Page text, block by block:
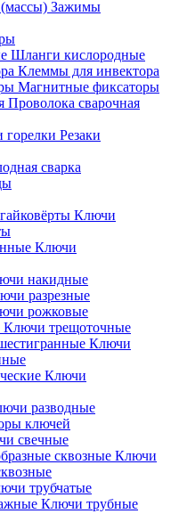
Зажимы
Шланги кислородные
Клеммы для инвектора
Магнитные фиксаторы
Проволока сварочная
Резаки
сварка
Ключи
Ключи
накидные
разрезные
рожковые
Ключи трещоточные
Ключи
Ключи
разводные
ключей
свечные
Ключи
трубчатые
Ключи трубные